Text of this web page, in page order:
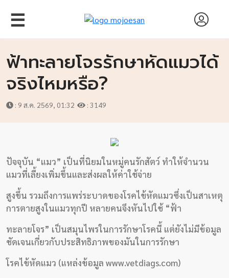
☰
หน้า
แรก
สัมภาษณ์
งาน
วิจัย
พอด
ฟ้าทะลายโจรรักษาหัดแมวได้
จริงไหมหรือ?
: 9 ส.ค. 2569, 01:32 : 3149
ปัจจุบัน “แมว” เป็นที่นิยมในหมู่คนรักสัตว์ ทำให้จำนวน
แมวที่เลี้ยงเพิ่มขึ้นและส่งผลให้ค่าใช้จ่าย
สูงขึ้น รวมถึงการแพร่ระบาดของโรคไข้หัดแมวซึ่งเป็นสาเหตุ
การตายสูงในแมวทุกปี หลายคนจึงหันไปใช้ “ฟ้า
ทะลายโจร” เป็นสมุนไพรในการรักษาโรคนี้ แต่ยังไม่มีข้อมูล
ชัดเจนเกี่ยวกับประสิทธิภาพของมันในการรักษา
โรคไข้หัดแมว (แหล่งข้อมูล www.vetdiags.com)